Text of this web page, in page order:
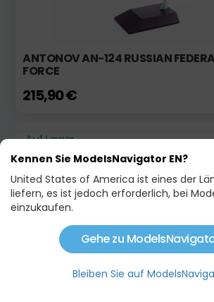
ANTONOV AN-124 RUSSIAN
FORCE
215,90 €
Auf Lager
Kennen Sie ModelsNavigator EN?
United States of America ist eines der
liefern, es ist jedoch erforderlich, bei
einzukaufen.
Gehe zu
Bleiben Sie auf